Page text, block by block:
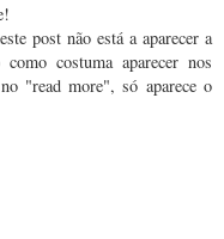
post não está a aparecer a
costuma aparecer nos
"read more", só aparece o